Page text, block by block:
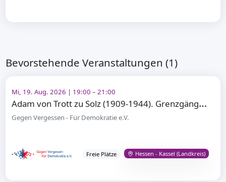
Bevorstehende Veranstaltungen (1)
Mi, 19. Aug. 2026 | 19:00 – 21:00
A
dam von Trott zu Solz (1909-1944). Grenzgänger – Widerstandskämpfer gegen Adolf Hitler
Gegen Vergessen - Für Demokratie e.V.
Freie Plätze Hessen - Kassel (Landkreis)